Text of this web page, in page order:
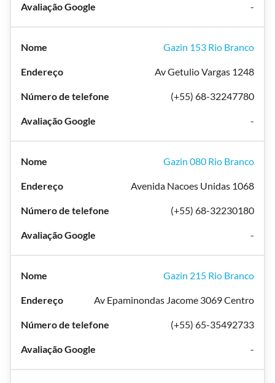
-
Gazin 153 Rio Branco
Av Getulio Vargas 1248
(+55) 68-32247780
-
Gazin 080 Rio Branco
Avenida Nacoes Unidas 1068
(+55) 68-32230180
-
Gazin 215 Rio Branco
Av Epaminondas Jacome 3069 Centro
(+55) 65-35492733
-